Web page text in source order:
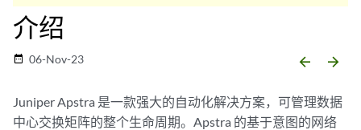
介绍
date_range 06-Nov-23 arrow_backward arrow_forward
Juniper Apstra 是一款强大的自动化解决方案，可管理数据
中心交换矩阵的整个生命周期。Apstra 的基于意图的网络